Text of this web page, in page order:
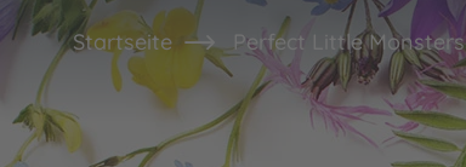
Startseite Perfect Little Monsters